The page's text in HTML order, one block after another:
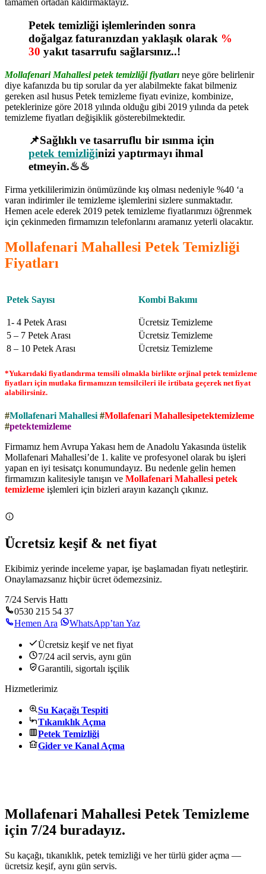
tamamen ortadan kaldırmaktayız.
Petek temizliği işlemlerinden sonra
doğalgaz faturanızdan yaklaşık olarak %
30 yakıt tasarrufu sağlarsınız..!
Mollafenari Mahallesi petek temizliği fiyatları neye göre belirlenir
diye kafanızda bu tip sorular da yer alabilmekte fakat bilmeniz
gereken asıl husus Petek temizleme fiyatı evinize, kombinize,
peteklerinize göre 2018 yılında olduğu gibi 2019 yılında da petek
temizleme fiyatları değişiklik gösterebilmektedir.
📌Sağlıklı ve tasarruflu bir ısınma için
petek temizliğinizi yaptırmayı ihmal
etmeyin.♨♨
Firma yetkililerimizin önümüzünde kış olması nedeniyle %40 ‘a
varan indirimler ile temizleme işlemlerini sizlere sunmaktadır.
Hemen acele ederek 2019 petek temizleme fiyatlarımızı öğrenmek
için çekinmeden firmamızın telefonlarını aramanız yeterli olacaktır.
Mollafenari Mahallesi Petek Temizliği
Fiyatları
Petek Sayısı Kombi Bakımı
1- 4 Petek Arası
Ücretsiz Temizleme
5 – 7 Petek Arası
Ücretsiz Temizleme
8 – 10 Petek Arası
Ücretsiz Temizleme
*Yukarıdaki fiyatlandırma temsili olmakla birlikte orjinal petek temizleme
fiyatları için mutlaka firmamızın temsilcileri ile irtibata geçerek net fiyat
alabilirsiniz.
#Mollafenari Mahallesi #Mollafenari Mahallesipetektemizleme
#petektemizleme
Firmamız hem Avrupa Yakası hem de Anadolu Yakasında üstelik
Mollafenari Mahallesi’de 1. kalite ve profesyonel olarak bu işleri
yapan en iyi tesisatçı konumundayız. Bu nedenle gelin hemen
firmamızın kalitesiyle tanışın ve Mollafenari Mahallesi petek
temizleme işlemleri için bizleri arayın kazançlı çıkınız.
Ücretsiz keşif & net fiyat
Ekibimiz yerinde inceleme yapar, işe başlamadan fiyatı netleştirir.
Onaylamazsanız hiçbir ücret ödemezsiniz.
7/24 Servis Hattı
0530 215 54 37
Hemen Ara
WhatsApp’tan Yaz
Ücretsiz keşif ve net fiyat
7/24 acil servis, aynı gün
Garantili, sigortalı işçilik
Hizmetlerimiz
Su Kaçağı Tespiti
Tıkanıklık Açma
Petek Temizliği
Gider ve Kanal Açma
Mollafenari Mahallesi Petek Temizleme
için 7/24 buradayız.
Su kaçağı, tıkanıklık, petek temizliği ve her türlü gider açma —
ücretsiz keşif, aynı gün servis.